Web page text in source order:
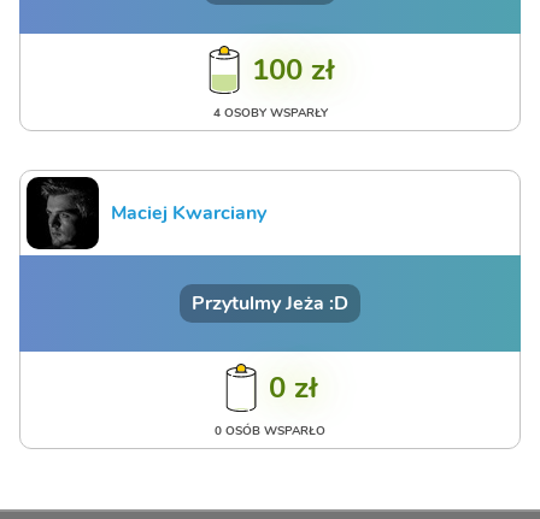
100 zł
4 OSOBY WSPARŁY
Maciej Kwarciany
Przytulmy Jeża :D
0 zł
0 OSÓB WSPARŁO